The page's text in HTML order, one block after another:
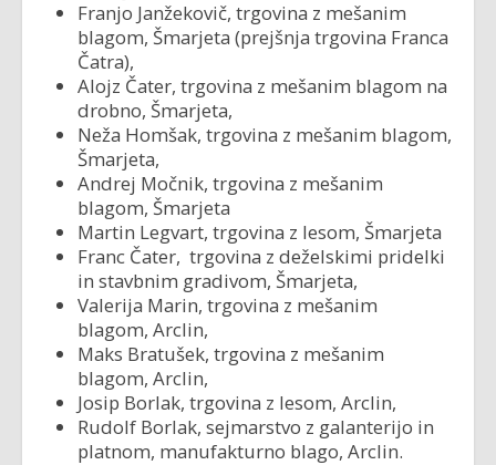
Franjo Janžekovič, trgovina z mešanim
blagom, Šmarjeta (prejšnja trgovina Franca
Čatra),
Alojz Čater, trgovina z mešanim blagom na
drobno, Šmarjeta,
Neža Homšak, trgovina z mešanim blagom,
Šmarjeta,
Andrej Močnik, trgovina z mešanim
blagom, Šmarjeta
Martin Legvart, trgovina z lesom, Šmarjeta
Franc Čater, trgovina z deželskimi pridelki
in stavbnim gradivom, Šmarjeta,
Valerija Marin, trgovina z mešanim
blagom, Arclin,
Maks Bratušek, trgovina z mešanim
blagom, Arclin,
Josip Borlak, trgovina z lesom, Arclin,
Rudolf Borlak, sejmarstvo z galanterijo in
platnom, manufakturno blago, Arclin.